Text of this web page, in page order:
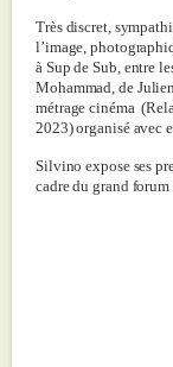
Très discret,
l’image,
à Sup de Sub, entre
Mohammad, de
métrage cinéma
2023) organisé avec
Silvino expose ses
cadre du grand forum